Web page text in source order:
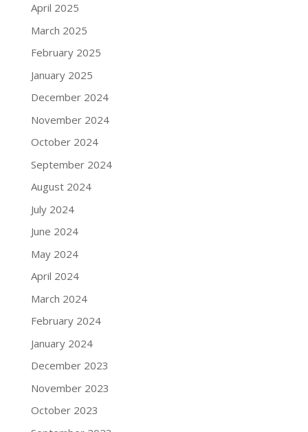
April 2025
March 2025
February 2025
January 2025
December 2024
November 2024
October 2024
September 2024
August 2024
July 2024
June 2024
May 2024
April 2024
March 2024
February 2024
January 2024
December 2023
November 2023
October 2023